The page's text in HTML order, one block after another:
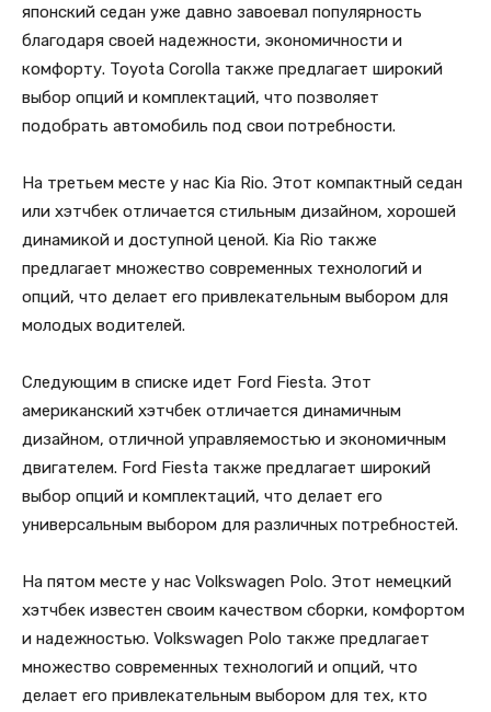
японский седан уже давно завоевал популярность
благодаря своей надежности, экономичности и
комфорту. Toyota Corolla также предлагает широкий
выбор опций и комплектаций, что позволяет
подобрать автомобиль под свои потребности.
На третьем месте у нас Kia Rio. Этот компактный седан
или хэтчбек отличается стильным дизайном, хорошей
динамикой и доступной ценой. Kia Rio также
предлагает множество современных технологий и
опций, что делает его привлекательным выбором для
молодых водителей.
Следующим в списке идет Ford Fiesta. Этот
американский хэтчбек отличается динамичным
дизайном, отличной управляемостью и экономичным
двигателем. Ford Fiesta также предлагает широкий
выбор опций и комплектаций, что делает его
универсальным выбором для различных потребностей.
На пятом месте у нас Volkswagen Polo. Этот немецкий
хэтчбек известен своим качеством сборки, комфортом
и надежностью. Volkswagen Polo также предлагает
множество современных технологий и опций, что
делает его привлекательным выбором для тех, кто